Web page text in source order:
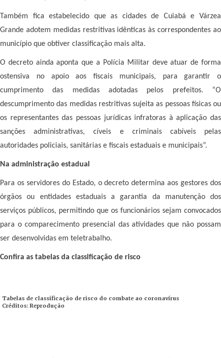
Também fica estabelecido que as cidades de Cuiabá e Várzea
Grande adotem medidas restritivas idênticas às correspondentes ao
município que obtiver classificação mais alta.
O decreto ainda aponta que a Polícia Militar deve atuar de forma
ostensiva no apoio aos fiscais municipais, para garantir o
cumprimento das medidas adotadas pelos prefeitos. “O
descumprimento das medidas restritivas sujeita as pessoas físicas ou
os representantes das pessoas jurídicas infratoras à aplicação das
sanções administrativas, cíveis e criminais cabíveis pelas
autoridades policiais, sanitárias e fiscais estaduais e municipais”.
Na administração estadual
Para os servidores do Estado, o decreto determina aos gestores dos
órgãos ou entidades estaduais a garantia da manutenção dos
serviços públicos, permitindo que os funcionários sejam convocados
para o comparecimento presencial das atividades que não possam
ser desenvolvidas em teletrabalho.
Confira as tabelas da classificação de risco
Tabelas de classificação de risco do combate ao coronavírus
Créditos: Reprodução